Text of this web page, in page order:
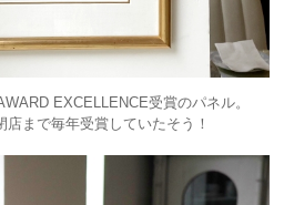
EXCELLENCE受賞のパネル。
まで毎年受賞していたそう！